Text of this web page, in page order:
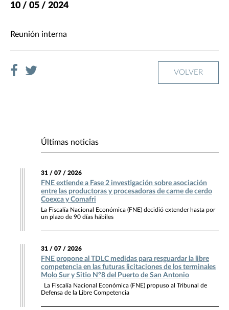
10 / 05 / 2024
Reunión interna
VOLVER
Últimas noticias
31 / 07 / 2026
FNE extiende a Fase 2 investigación sobre asociación
entre las productoras y procesadoras de carne de cerdo
Coexca y Comafri
La Fiscalía Nacional Económica (FNE) decidió extender hasta por
un plazo de 90 días hábiles
31 / 07 / 2026
FNE propone al TDLC medidas para resguardar la libre
competencia en las futuras licitaciones de los terminales
Molo Sur y Sitio N°8 del Puerto de San Antonio
La Fiscalía Nacional Económica (FNE) propuso al Tribunal de
Defensa de la Libre Competencia